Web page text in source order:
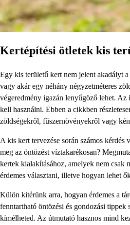
Kertépítési ötletek kis
Egy kis területű kert nem jelent akadályt
vagy akár egy néhány négyzetméteres
végeredmény igazán lenyűgöző lehet.
kell használni. Ebben a cikkben
zöldségekről, fűszernövényekről vagy
A kis kert tervezése során számos
meg az öntözést víztakarékosan?
kertek kialakításához, amelyek nem csak
érdemes választani, illetve hogyan lehet
Külön kitérünk arra, hogyan érdemes a
fenntartható öntözési és gondozási tippek
kímélheted. Az útmutató hasznos mind